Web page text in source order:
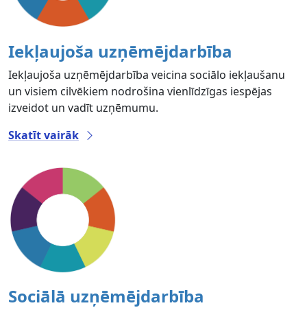
Iekļaujoša uzņēmējdarbība
Iekļaujoša uzņēmējdarbība veicina sociālo iekļaušanu
un visiem cilvēkiem nodrošina vienlīdzīgas iespējas
izveidot un vadīt uzņēmumu.
Skatīt vairāk
Sociālā uzņēmējdarbība